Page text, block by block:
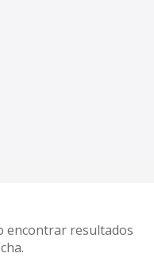
encontrar resultados